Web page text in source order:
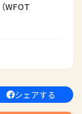
WFOT
シェアする